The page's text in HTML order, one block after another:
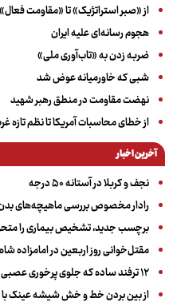
از «صبر استراتژیک» تا «مقاومت فعال»
هجوم رسانه‌ای علیه ایران
ضربه زدن به «تاب‌آوری ملی»
شبی که خاورمیانه عوض شد
نهضت مقاومت در منطق رهبر شهید
از خطای محاسبات آمریکا تا نظم تازه
آخرین اخبار
نجف و کربلا در آستانه ۵۰ درجه
رادار مخصوص بررسی ماهیچه‌های
برچسب جدید، تشخیص بیماری را
مقتل‌خوانی روز اربعین در امامزاده
۱۲ ترفند ساده که جلوی پرخوری عصبی و اضافه ‌وزن را می‌گیرد
از بین بردن خط و خش شیشه عینک